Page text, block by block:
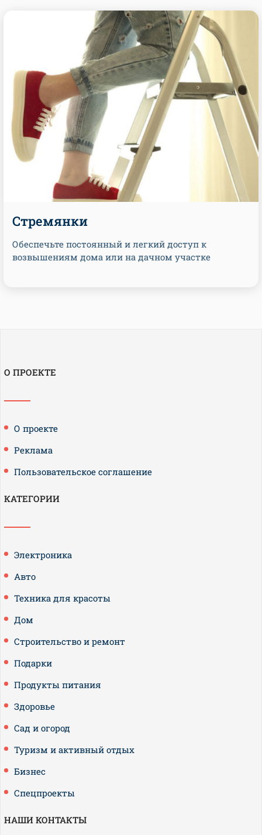
Стремянки
Обеспечьте постоянный и легкий доступ к
возвышениям дома или на дачном участке
О ПРОЕКТЕ
О проекте
Реклама
Пользовательское соглашение
КАТЕГОРИИ
Электроника
Авто
Техника для красоты
Дом
Строительство и ремонт
Подарки
Продукты питания
Здоровье
Сад и огород
Туризм и активный отдых
Бизнес
Спецпроекты
НАШИ КОНТАКТЫ